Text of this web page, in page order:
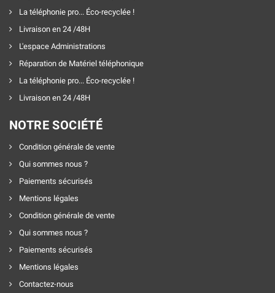
La téléphonie pro... Éco-recyclée !
Livraison en 24 /48H
L'espace Administrations
Réparation de Matériel téléphonique
La téléphonie pro... Éco-recyclée !
Livraison en 24 /48H
NOTRE SOCIÉTÉ
Condition générale de vente
Qui sommes nous ?
Paiements sécurisés
Mentions légales
Condition générale de vente
Qui sommes nous ?
Paiements sécurisés
Mentions légales
Contactez-nous